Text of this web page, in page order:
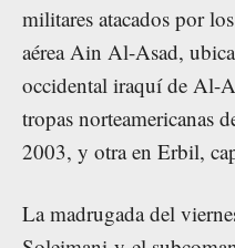
militares atacados por
aérea Ain Al-Asad,
occidental iraquí de Al-
tropas norteamericanas
2003, y otra en Erbil,
La madrugada del